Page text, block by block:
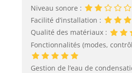
Niveau sonore :
Facilité d’installation :
Qualité des matériaux :
Fonctionnalités (modes,
Gestion de l’eau de